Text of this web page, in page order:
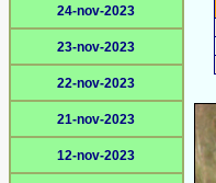
24-nov-2023
23-nov-2023
22-nov-2023
21-nov-2023
12-nov-2023